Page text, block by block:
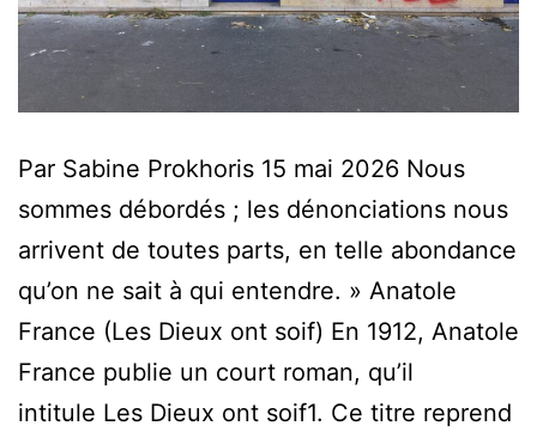
Par Sabine Prokhoris 15 mai 2026 Nous
sommes débordés ; les dénonciations nous
arrivent de toutes parts, en telle abondance
qu’on ne sait à qui entendre. » Anatole
France (Les Dieux ont soif) En 1912, Anatole
France publie un court roman, qu’il
intitule Les Dieux ont soif1. Ce titre reprend